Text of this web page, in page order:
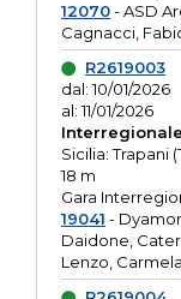
12070- ASD
Cagnacci,
R2619003
dal: 10/01/2026
al: 11/01/2026
Interregionale
Sicilia: Trapani
18 m
Gara
19041 -
Daidone,
Lenzo, Carmela